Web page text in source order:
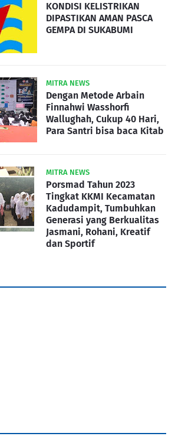
KONDISI KELISTRIKAN
DIPASTIKAN AMAN PASCA
GEMPA DI SUKABUMI
MITRA NEWS
Dengan Metode Arbain
Finnahwi Wasshorfi
Wallughah, Cukup 40 Hari,
Para Santri bisa baca Kitab
MITRA NEWS
Porsmad Tahun 2023
Tingkat KKMI Kecamatan
Kadudampit, Tumbuhkan
Generasi yang Berkualitas
Jasmani, Rohani, Kreatif
dan Sportif